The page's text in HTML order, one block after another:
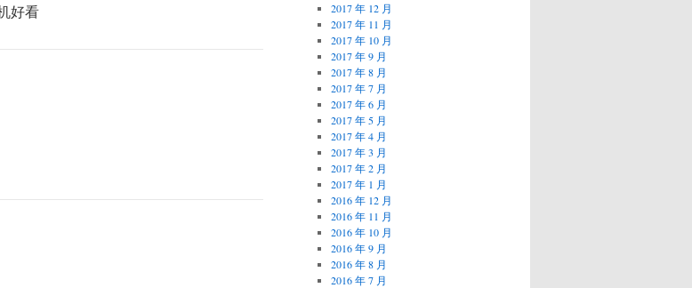
好看
2017 年 12 月
2017 年 11 月
2017 年 10 月
2017 年 9 月
2017 年 8 月
2017 年 7 月
2017 年 6 月
2017 年 5 月
2017 年 4 月
2017 年 3 月
2017 年 2 月
2017 年 1 月
2016 年 12 月
2016 年 11 月
2016 年 10 月
2016 年 9 月
2016 年 8 月
2016 年 7 月